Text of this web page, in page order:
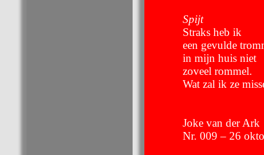
Spijt
Straks heb ik
een gevulde
in mijn huis niet
zoveel rommel.
Wat zal ik ze
Joke van der Ark
Nr. 009 – 26